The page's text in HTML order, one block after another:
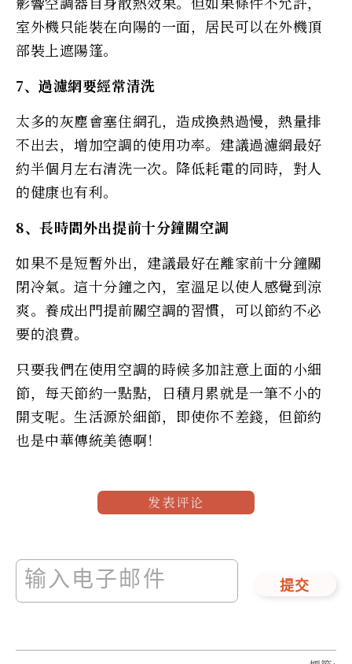
室外機只能裝在向陽的一面，居民可以在外機頂
部裝上遮陽篷。
7、過濾網要經常清洗
太多的灰塵會塞住網孔，造成換熱過慢，熱量排
不出去，增加空調的使用功率。建議過濾網最好
約半個月左右清洗一次。降低耗電的同時，對人
的健康也有利。
8、長時間外出提前十分鐘關空調
如果不是短暫外出，建議最好在離家前十分鐘關
閉冷氣。這十分鐘之內，室溫足以使人感覺到涼
爽。養成出門提前關空調的習慣，可以節約不必
要的浪費。
只要我們在使用空調的時候多加註意上面的小細
節，每天節約一點點，日積月累就是一筆不小的
開支呢。生活源於細節，即使你不差錢，但節約
也是中華傳統美德啊！
发表评论
提交